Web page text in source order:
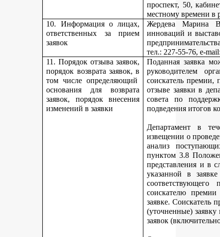
проспект, 50,
местному времени в
10. Информация о лицах,
ответственных за прием
заявок
Жердева Марина
инноваций и
тел.: 227-55-76, e-
11. Порядок отзыва заявок,
порядок возврата заявок, в
том числе определяющий
основания для возврата
заявок, порядок внесения
изменений в заявки
Поданная заявка
руководителем
соискатель премии,
отзыве заявки в
совета по
подведения итогов
Департамент в
извещении о
анализ
пунктом 3.8
представления и в
указанной в
соответствующего
соискателю
заявке. Соискатель
(уточненные)
заявок